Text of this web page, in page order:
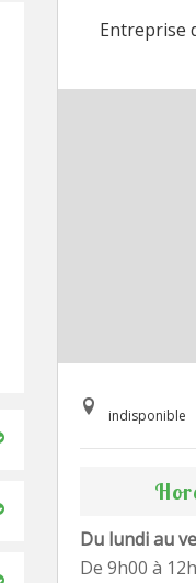
Entreprise
indisponible
Du lundi au
De 9h00 à